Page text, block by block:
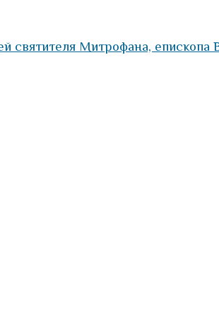
святителя Митрофана, епископа